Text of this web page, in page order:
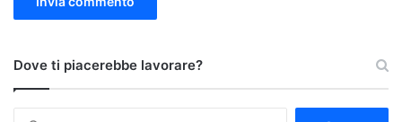
Dove ti piacerebbe lavorare?